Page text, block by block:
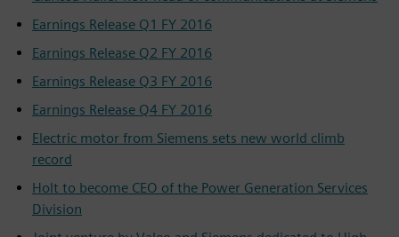
Earnings Release Q1 FY 2016
Earnings Release Q2 FY 2016
Earnings Release Q3 FY 2016
Earnings Release Q4 FY 2016
Electric motor from Siemens sets new world climb
record
Holt to become CEO of the Power Generation Services
Division